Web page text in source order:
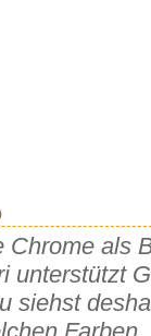
Chrome als
unterstützt
siehst